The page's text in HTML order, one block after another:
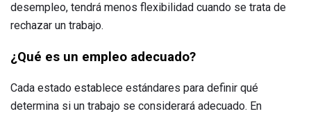
desempleo, tendrá menos flexibilidad cuando se trata de
rechazar un trabajo.
¿Qué es un empleo adecuado?
Cada estado establece estándares para definir qué
determina si un trabajo se considerará adecuado. En